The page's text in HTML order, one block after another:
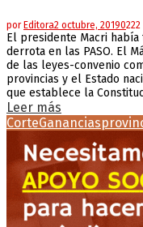
porEditora2 octubre, 20190222
El presidente Macri
derrota en las PASO. El
de las leyes-convenio
provincias y el Estado
que establece la
Leer más
CorteGanancias